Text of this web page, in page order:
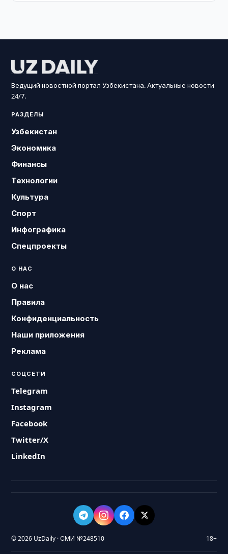
Ведущий новостной портал Узбекистана. Актуальные новости
24/7.
РАЗДЕЛЫ
Узбекистан
Экономика
Финансы
Технологии
Культура
Спорт
Инфографика
Спецпроекты
О НАС
О нас
Правила
Конфиденциальность
Наши приложения
Реклама
СОЦСЕТИ
Telegram
Instagram
Facebook
Twitter/X
LinkedIn
© 2026 UzDaily · СМИ №248510 18+